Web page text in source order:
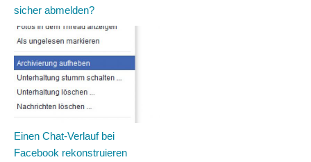
sicher abmelden?
Einen Chat-Verlauf bei
Facebook rekonstruieren